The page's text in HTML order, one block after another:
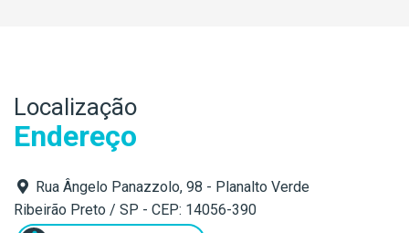
Localização
Endereço
Rua Ângelo Panazzolo, 98 - Planalto Verde
Ribeirão Preto / SP - CEP: 14056-390